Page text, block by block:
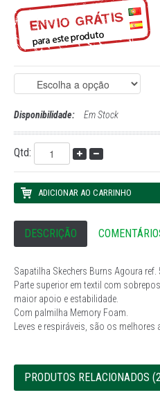
Disponibilidade: Em Stock
Qtd:
DESCRIÇÃO
Sapatilha Skechers Burns Agoura
Parte superior em textil com
maior apoio e estabilidade.
Com palmilha Memory Foam.
Leves e respiráveis, são os melhores
PRODUTOS RELACIONADOS